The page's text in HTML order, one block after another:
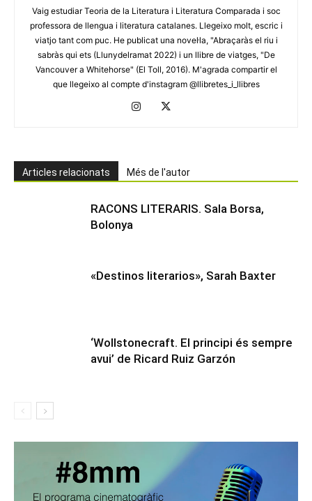
Vaig estudiar Teoria de la Literatura i Literatura Comparada i soc
professora de llengua i literatura catalanes. Llegeixo molt, escric i
viatjo tant com puc. He publicat una novel·la, "Abraçaràs el riu i
sabràs qui ets (Llunydelramat 2022) i un llibre de viatges, "De
Vancouver a Whitehorse" (El Toll, 2016). M'agrada compartir el
que llegeixo al compte d'instagram @llibretes_i_llibres
Articles relacionats Més de l'autor
RACONS LITERARIS. Sala Borsa,
Bolonya
«Destinos literarios», Sarah Baxter
‘Wollstonecraft. El principi és sempre
avui’ de Ricard Ruiz Garzón